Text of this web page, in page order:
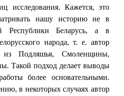
исследования. Кажется, это
нашу историю не в
Республики Беларусь, а в
народа, т. е. автор
из Подляшья, Смоленщины,
Такой подход делает выводы
более основательными.
в некоторых случаях автор